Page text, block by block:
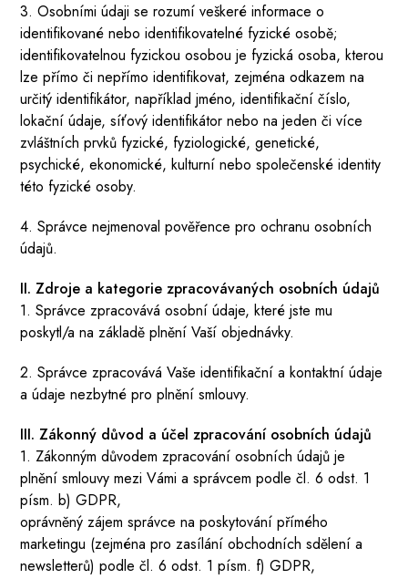
3. Osobními údaji se rozumí veškeré informace o
identifikované nebo identifikovatelné fyzické osobě;
identifikovatelnou fyzickou osobou je fyzická osoba, kterou
lze přímo či nepřímo identifikovat, zejména odkazem na
určitý identifikátor, například jméno, identifikační číslo,
lokační údaje, síťový identifikátor nebo na jeden či více
zvláštních prvků fyzické, fyziologické, genetické,
psychické, ekonomické, kulturní nebo společenské identity
této fyzické osoby.
4. Správce nejmenoval pověřence pro ochranu osobních
údajů.
II. Zdroje a kategorie zpracovávaných osobních údajů
1. Správce zpracovává osobní údaje, které jste mu
poskytl/a na základě plnění Vaší objednávky.
2. Správce zpracovává Vaše identifikační a kontaktní údaje
a údaje nezbytné pro plnění smlouvy.
III. Zákonný důvod a účel zpracování osobních údajů
1. Zákonným důvodem zpracování osobních údajů je
plnění smlouvy mezi Vámi a správcem podle čl. 6 odst. 1
písm. b) GDPR,
oprávněný zájem správce na poskytování přímého
marketingu (zejména pro zasílání obchodních sdělení a
newsletterů) podle čl. 6 odst. 1 písm. f) GDPR,